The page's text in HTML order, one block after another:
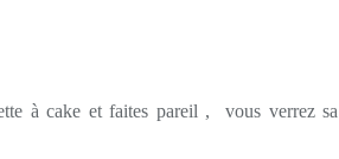
à cake et faites pareil , vous verrez sa